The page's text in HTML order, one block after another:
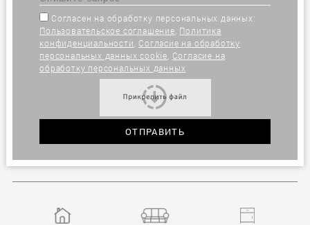
Согласен на обработку персональных данных:
Пользовательское соглашение Политика
конфиденциальности Согласие на обработку
персональных данных cookie Согласие на
обработку персональных данных